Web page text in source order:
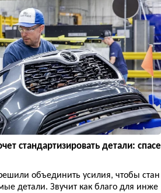
стандартизировать детали: спасе
объединить усилия, чтобы стан
детали. Звучит как благо для инже